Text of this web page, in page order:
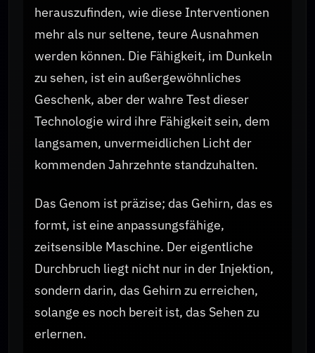
herauszufinden, wie diese Interventionen
mehr als nur seltene, teure Ausnahmen
werden können. Die Fähigkeit, im Dunkeln
zu sehen, ist ein außergewöhnliches
Geschenk, aber der wahre Test dieser
Technologie wird ihre Fähigkeit sein, dem
langsamen, unvermeidlichen Licht der
kommenden Jahrzehnte standzuhalten.
Das Genom ist präzise; das Gehirn, das es
formt, ist eine anpassungsfähige,
zeitsensible Maschine. Der eigentliche
Durchbruch liegt nicht nur in der Injektion,
sondern darin, das Gehirn zu erreichen,
solange es noch bereit ist, das Sehen zu
erlernen.